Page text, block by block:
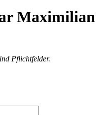
Maximilian
Pflichtfelder.